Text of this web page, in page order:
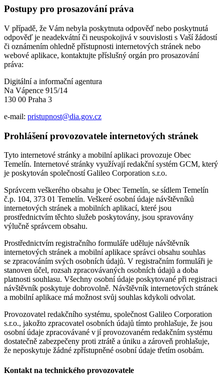
Postupy pro prosazování práva
V případě, že Vám nebyla poskytnuta odpověď nebo poskytnutá
odpověď je neadekvátní či neuspokojivá v souvislosti s Vaší žádostí
či oznámením ohledně přístupnosti internetových stránek nebo
webové aplikace, kontaktujte příslušný orgán pro prosazování
práva:
Digitální a informační agentura
Na Vápence 915/14
130 00 Praha 3
e-mail: pristupnost@dia.gov.cz
Prohlášení provozovatele internetových stránek
Tyto internetové stránky a mobilní aplikaci provozuje Obec
Temelín. Internetové stránky využívají redakční systém GCM, který
je poskytován společností Galileo Corporation s.r.o.
Správcem veškerého obsahu je Obec Temelín, se sídlem Temelín
č.p. 104, 373 01 Temelín. Veškeré osobní údaje návštěvníků
internetových stránek a mobilních aplikací, které jsou
prostřednictvím těchto služeb poskytovány, jsou spravovány
výlučně správcem obsahu.
Prostřednictvím registračního formuláře uděluje návštěvník
internetových stránek a mobilní aplikace správci obsahu souhlas
se zpracováním svých osobních údajů. V registračním formuláři je
stanoven účel, rozsah zpracovávaných osobních údajů a doba
platnosti souhlasu. Všechny osobní údaje poskytované při registraci
návštěvník poskytuje dobrovolně. Návštěvník internetových stránek
a mobilní aplikace má možnost svůj souhlas kdykoli odvolat.
Provozovatel redakčního systému, společnost Galileo Corporation
s.r.o., jakožto zpracovatel osobních údajů tímto prohlašuje, že jsou
osobní údaje zpracovávané v jí provozovaném redakčním systému
dostatečně zabezpečeny proti ztrátě a úniku a zároveň prohlašuje,
že neposkytuje žádné zpřístupněné osobní údaje třetím osobám.
Kontakt na technického provozovatele